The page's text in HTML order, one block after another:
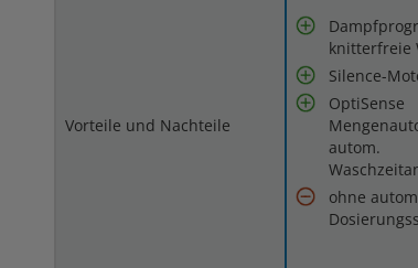
Vorteile und Nachteile
knitterfreie
Silence-
OptiSense
autom.
ohne